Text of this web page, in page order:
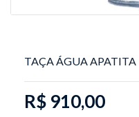
TAÇA ÁGUA APATITA
R$ 910,00